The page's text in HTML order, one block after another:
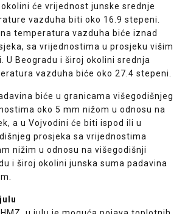
će vrijednost junske srednje
vazduha biti oko 16.9 stepeni.
temperatura vazduha biće iznad
sa vrijednostima u prosjeku višim
U Beogradu i široj okolini srednja
vazduha biće oko 27.4 stepeni.
biće u granicama višegodišnjeg
oko 5 mm nižom u odnosu na
a u Vojvodini će biti ispod ili u
prosjeka sa vrijednostima
nižim u odnosu na višegodišnji
i široj okolini junska suma padavina